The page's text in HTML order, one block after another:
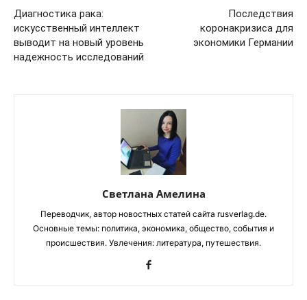
Диагностика рака:
искусственный интеллект
выводит на новый уровень
надежность исследований
Последствия
коронакризиса для
экономики Германии
Светлана Амелина
Переводчик, автор новостных статей сайта rusverlag.de.
Основные темы: политика, экономика, общество, события и
происшествия. Увлечения: литература, путешествия.